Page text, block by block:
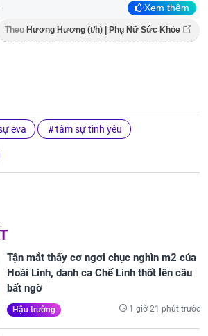
Xem thêm
Theo Hương Hương (t/h) | Phụ Nữ Sức Khỏe
eva tâm sự tình yêu
Tận mắt thấy cơ ngơi chục nghìn m2 của
Hoài Linh, danh ca Chế Linh thốt lên câu
bất ngờ
Hậu trường 1 giờ 21 phút trước